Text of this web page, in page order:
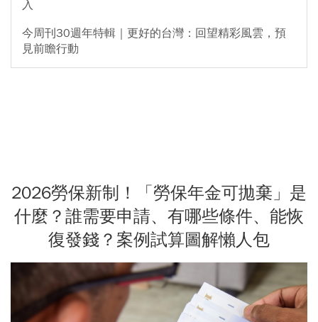
入
今周刊30週年特輯｜更好的台灣：回望精彩風雲，預
見前瞻行動
2026勞保新制！「勞保年金可拋棄」是
什麼？誰需要申請、有哪些條件、能恢
復發錢？案例試算圖解懶人包